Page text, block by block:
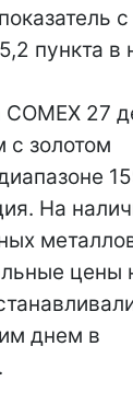
пункта в
27
с золотом
На
цены
днем в